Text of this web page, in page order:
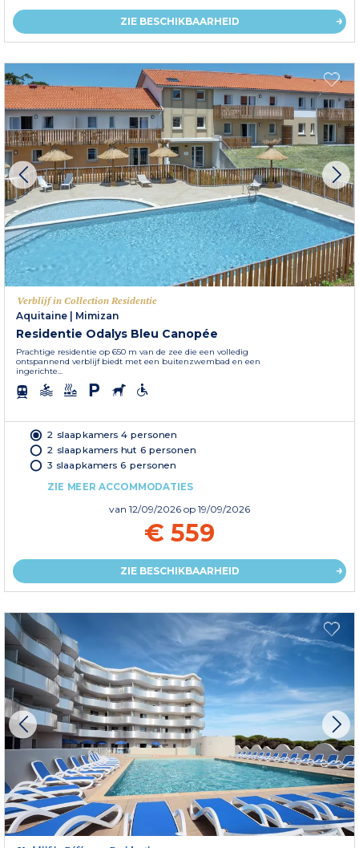
ZIE BESCHIKBAARHEID
Verblijf in Collection Residentie
Aquitaine
Mimizan
Residentie Odalys Bleu Canopée
Prachtige residentie op 650 m van de zee die een volledig
ontspannend verblijf biedt met een buitenzwembad en een
ingerichte...
2 slaapkamers 4 personen
2 slaapkamers hut 6 personen
3 slaapkamers 6 personen
ZIE MEER ACCOMMODATIES
van 12/09/2026 op 19/09/2026
€ 559
ZIE BESCHIKBAARHEID